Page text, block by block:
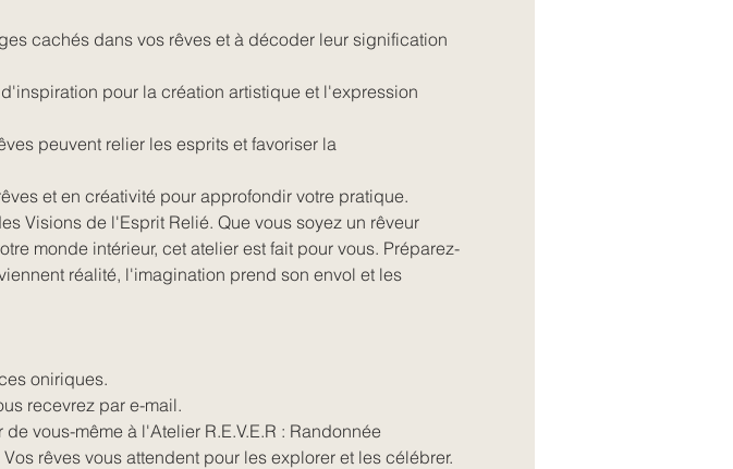
cachés dans vos rêves et à décoder leur signification
pour la création artistique et l'expression
peuvent relier les esprits et favoriser la
et en créativité pour approfondir votre pratique.
Visions de l'Esprit Relié. Que vous soyez un rêveur
monde intérieur, cet atelier est fait pour vous. Préparez-
réalité, l'imagination prend son envol et les
oniriques.
recevrez par e-mail.
vous-même à l'Atelier R.E.V.E.R : Randonnée
rêves vous attendent pour les explorer et les célébrer.